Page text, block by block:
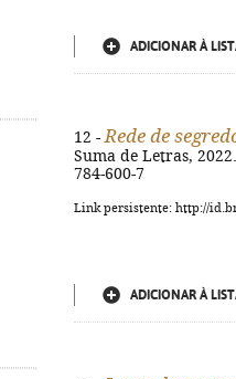
ADICIONAR À
12 - Rede de
Suma de Letras,
784-600-7
Link persistente: http://
ADICIONAR À